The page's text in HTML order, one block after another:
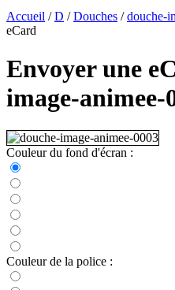
Accueil /D /Douches /douche-
eCard
Envoyer une
image-animee-
Couleur du fond d'écran :
Couleur de la police :